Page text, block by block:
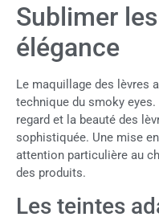
Sublimer
élégance
Le maquillage des lèvres
technique du smoky eyes.
regard et la beauté des
sophistiquée. Une mise
attention particulière au
des produits.
Les teintes